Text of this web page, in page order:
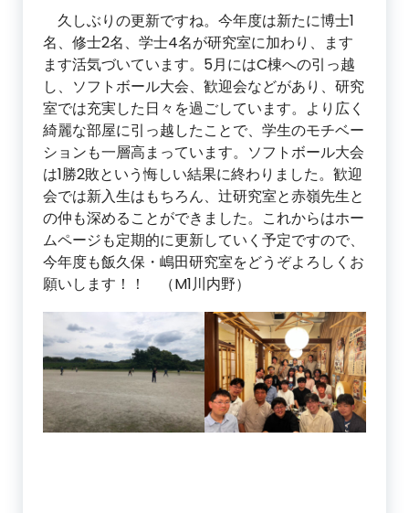
久しぶりの更新ですね。今年度は新たに博士1
名、修士2名、学士4名が研究室に加わり、ます
ます活気づいています。5月にはC棟への引っ越
し、ソフトボール大会、歓迎会などがあり、研究
室では充実した日々を過ごしています。より広く
綺麗な部屋に引っ越したことで、学生のモチベー
ションも一層高まっています。ソフトボール大会
は1勝2敗という悔しい結果に終わりました。歓迎
会では新入生はもちろん、辻研究室と赤嶺先生と
の仲も深めることができました。これからはホー
ムページも定期的に更新していく予定ですので、
今年度も飯久保・嶋田研究室をどうぞよろしくお
願いします！！ （M1川内野）